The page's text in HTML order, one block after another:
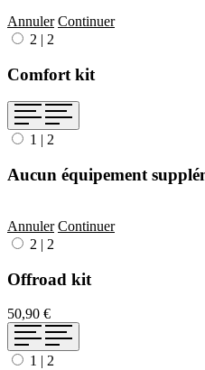
Annuler Continuer
2 | 2
Comfort kit
1 | 2
Aucun équipement
Annuler Continuer
2 | 2
Offroad kit
50,90 €
1 | 2